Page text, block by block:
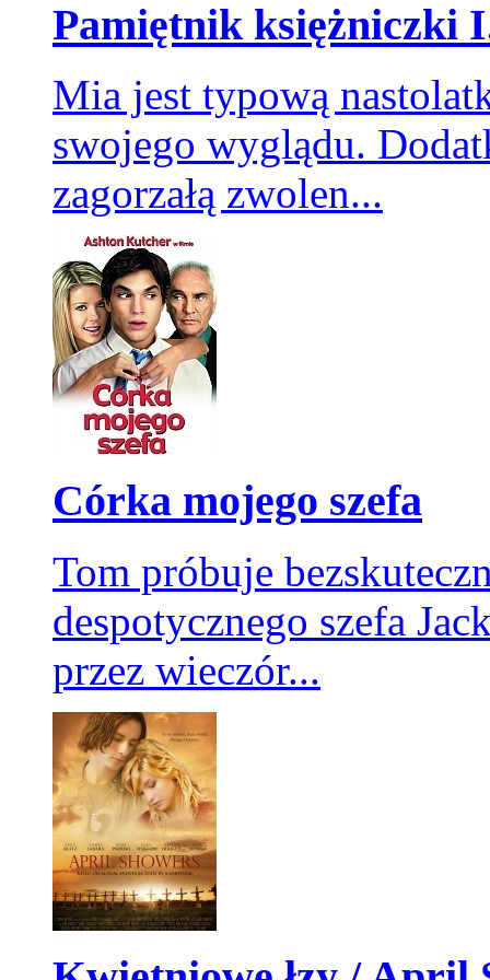
Drive
Historia chłopaka znanego jako „Driver” Mężczyzna za dnia
kaskaderów, zaś w nocy jest kierowcą gangsterów, a co za tym
śmierci. Do czasu kiedy poznaje uroczą kobietę Irene. Wszystko
Irene jest dziewczyną gangstera dla którego pracuje Driver...
Transformers 3
Pamiętnik księżniczki
Mia jest typową
swojego wyglądu.
zagorzałą zwolen...
Córka mojego szefa
Tom próbuje
despotycznego szefa
przez wieczór...